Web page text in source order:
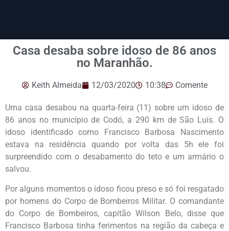
Casa desaba sobre idoso de 86 anos
no Maranhão.
Keith Almeida 12/03/2020 10:38 Comente
Uma casa desabou na quarta-feira (11) sobre um idoso de
86 anos no município de Codó, a 290 km de São Luís. O
idoso identificado como Francisco Barbosa Nascimento
estava na residência quando por volta das 5h ele foi
surpreendido com o desabamento do teto e um armário o
salvou.
Por alguns momentos o idoso ficou preso e só foi resgatado
por homens do Corpo de Bombeiros Militar. O comandante
do Corpo de Bombeiros, capitão Wilson Belo, disse que
Francisco Barbosa tinha ferimentos na região da cabeça e